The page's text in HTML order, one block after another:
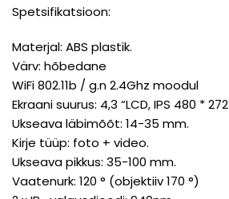
Spetsifikatsioon:
Materjal: ABS plastik.
Värv: hõbedane
WiFi 802.11b / g.n 2.4Ghz moodul
Ekraani suurus: 4,3 “LCD, IPS 480 * 272
Ukseava läbimõõt: 14-35 mm.
Kirje tüüp: foto + video.
Ukseava pikkus: 35-100 mm.
Vaatenurk: 120 ° (objektiiv 170 °)